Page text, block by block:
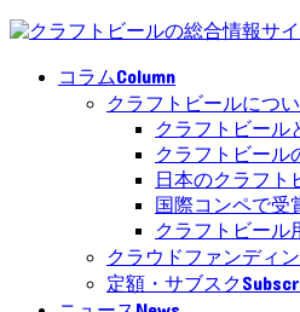
コラムColumn
クラフトビールにつ
クラフトビール
クラフトビール
日本のクラフト
国際コンペで受
クラフトビール
クラウドファンディ
定額・サブスク